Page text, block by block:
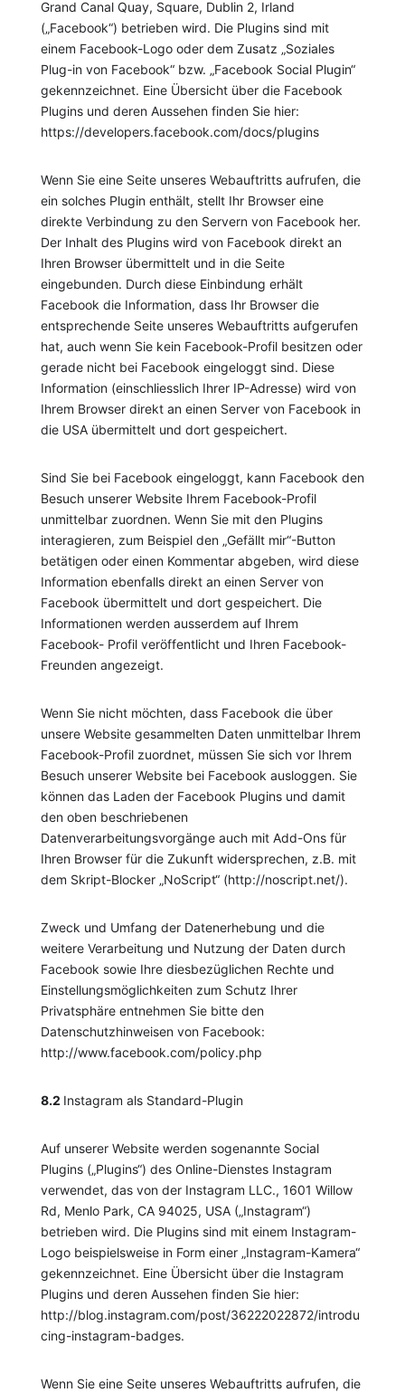
Grand Canal Quay, Square, Dublin 2, Irland
(„Facebook“) betrieben wird. Die Plugins sind mit
einem Facebook-Logo oder dem Zusatz „Soziales
Plug-in von Facebook“ bzw. „Facebook Social Plugin“
gekennzeichnet. Eine Übersicht über die Facebook
Plugins und deren Aussehen finden Sie hier:
https://developers.facebook.com/docs/plugins
Wenn Sie eine Seite unseres Webauftritts aufrufen, die
ein solches Plugin enthält, stellt Ihr Browser eine
direkte Verbindung zu den Servern von Facebook her.
Der Inhalt des Plugins wird von Facebook direkt an
Ihren Browser übermittelt und in die Seite
eingebunden. Durch diese Einbindung erhält
Facebook die Information, dass Ihr Browser die
entsprechende Seite unseres Webauftritts aufgerufen
hat, auch wenn Sie kein Facebook-Profil besitzen oder
gerade nicht bei Facebook eingeloggt sind. Diese
Information (einschliesslich Ihrer IP-Adresse) wird von
Ihrem Browser direkt an einen Server von Facebook in
die USA übermittelt und dort gespeichert.
Sind Sie bei Facebook eingeloggt, kann Facebook den
Besuch unserer Website Ihrem Facebook-Profil
unmittelbar zuordnen. Wenn Sie mit den Plugins
interagieren, zum Beispiel den „Gefällt mir“-Button
betätigen oder einen Kommentar abgeben, wird diese
Information ebenfalls direkt an einen Server von
Facebook übermittelt und dort gespeichert. Die
Informationen werden ausserdem auf Ihrem
Facebook- Profil veröffentlicht und Ihren Facebook-
Freunden angezeigt.
Wenn Sie nicht möchten, dass Facebook die über
unsere Website gesammelten Daten unmittelbar Ihrem
Facebook-Profil zuordnet, müssen Sie sich vor Ihrem
Besuch unserer Website bei Facebook ausloggen. Sie
können das Laden der Facebook Plugins und damit
den oben beschriebenen
Datenverarbeitungsvorgänge auch mit Add-Ons für
Ihren Browser für die Zukunft widersprechen, z.B. mit
dem Skript-Blocker „NoScript“ (http://noscript.net/).
Zweck und Umfang der Datenerhebung und die
weitere Verarbeitung und Nutzung der Daten durch
Facebook sowie Ihre diesbezüglichen Rechte und
Einstellungsmöglichkeiten zum Schutz Ihrer
Privatsphäre entnehmen Sie bitte den
Datenschutzhinweisen von Facebook:
http://www.facebook.com/policy.php
8.2 Instagram als Standard-Plugin
Auf unserer Website werden sogenannte Social
Plugins („Plugins“) des Online-Dienstes Instagram
verwendet, das von der Instagram LLC., 1601 Willow
Rd, Menlo Park, CA 94025, USA („Instagram“)
betrieben wird. Die Plugins sind mit einem Instagram-
Logo beispielsweise in Form einer „Instagram-Kamera“
gekennzeichnet. Eine Übersicht über die Instagram
Plugins und deren Aussehen finden Sie hier:
http://blog.instagram.com/post/36222022872/introdu
cing-instagram-badges.
Wenn Sie eine Seite unseres Webauftritts aufrufen, die